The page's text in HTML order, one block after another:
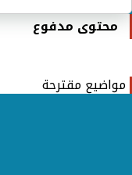
محتوى مدفوع
مواضيع مقترحة